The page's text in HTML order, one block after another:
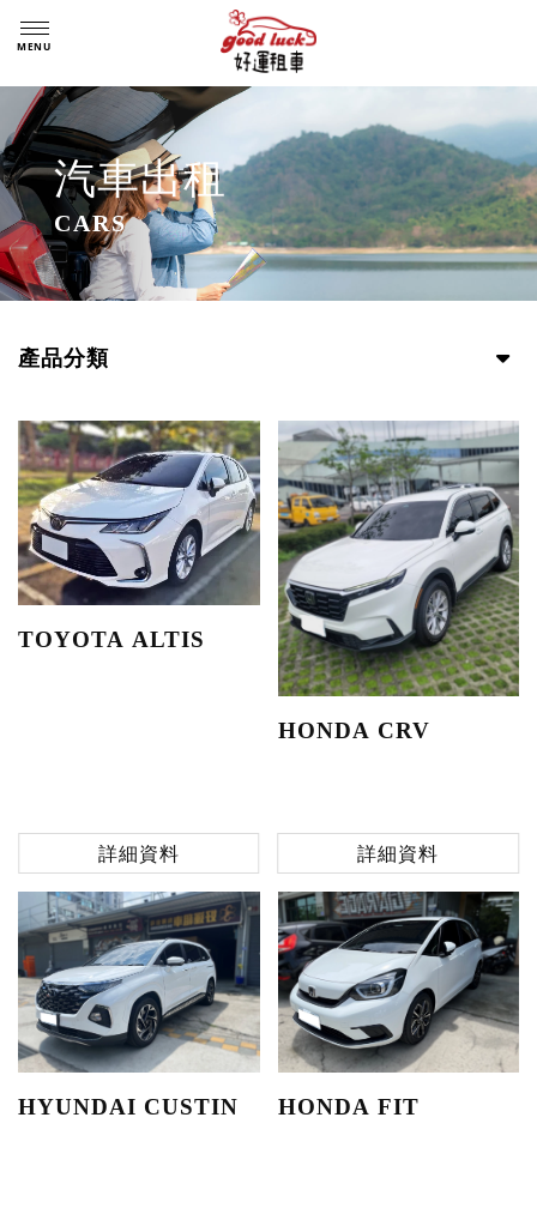
汽車出租
產品分類
TOYOTA ALTIS
詳細資料
HONDA CRV
詳細資料
HYUNDAI CUSTIN HONDA FIT